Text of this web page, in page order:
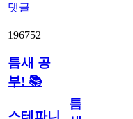
댓글
196752
틈새 공
부! 📚
스테파니
틈